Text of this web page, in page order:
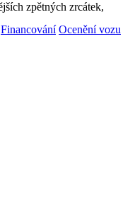
zpětných zrcátek,
Financování Ocenění vozu